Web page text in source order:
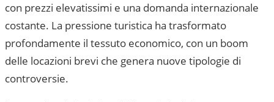
con prezzi elevatissimi e una domanda internazionale
costante. La pressione turistica ha trasformato
profondamente il tessuto economico, con un boom
delle locazioni brevi che genera nuove tipologie di
controversie.